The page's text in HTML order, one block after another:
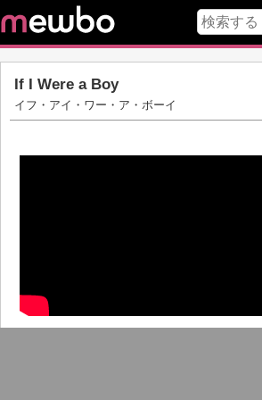
If I Were a Boy
イフ・アイ・ワー・ア・ボーイ